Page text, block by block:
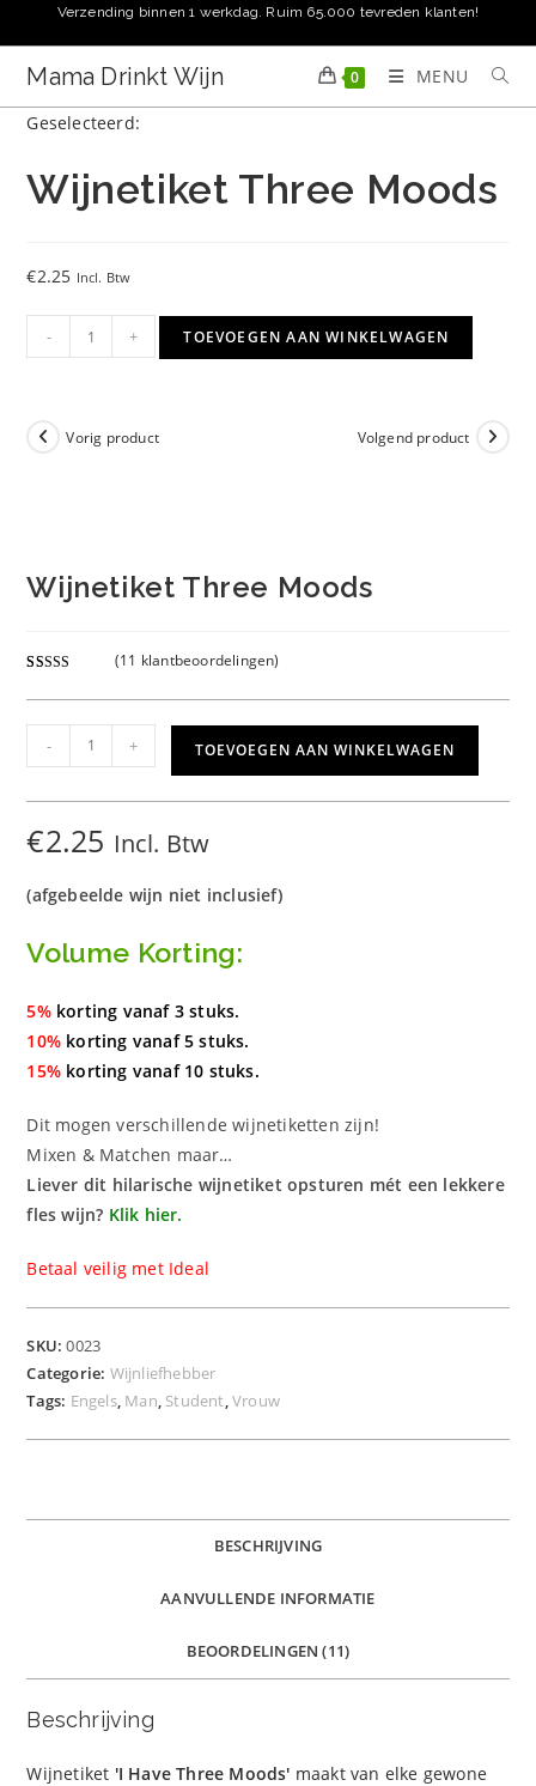
naar
inhoud
Verzending binnen 1 werkdag. Ruim 65.000 tevreden klanten!
Mama Drinkt Wijn 0 MENU
Geselecteerd:
Wijnetiket Three Moods
€2.25 Incl. Btw
Wijnetiket
Three
- + TOEVOEGEN AAN WINKELWAGEN
Vorig product Volgend product
Wijnetiket Three Moods
gebaseerd
klant
n
(11 klantbeoordelingen)
Wijnetiket
Three
Moods
aantal
- + TOEVOEGEN AAN WINKELWAGEN
€2.25 Incl. Btw
(afgebeelde wijn niet inclusief)
Volume Korting:
5% korting vanaf 3 stuks.
10% korting vanaf 5 stuks.
15% korting vanaf 10 stuks.
Dit mogen verschillende wijnetiketten zijn!
Mixen & Matchen maar…
Liever dit hilarische wijnetiket opsturen mét een lekkere
fles wijn? Klik hier.
Betaal veilig met Ideal
SKU:0023
Categorie: Wijnliefhebber
Tags: Engels, Man, Student,Vrouw
BESCHRIJVING
AANVULLENDE INFORMATIE
BEOORDELINGEN (11)
Beschrijving
Wijnetiket 'I Have Three Moods' maakt van elke gewone